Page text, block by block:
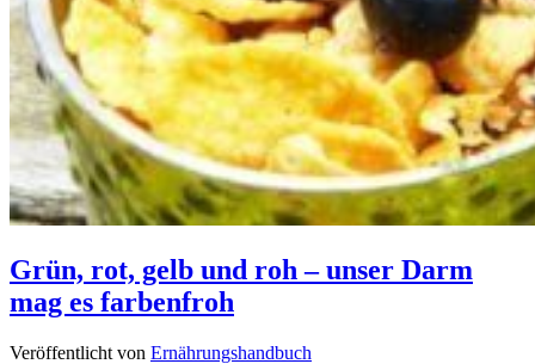
Grün, rot, gelb und roh – unser Darm
mag es farbenfroh
Veröffentlicht von Ernährungshandbuch